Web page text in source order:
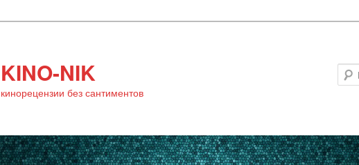
KINO-NIK
кинорецензии без сантиментов